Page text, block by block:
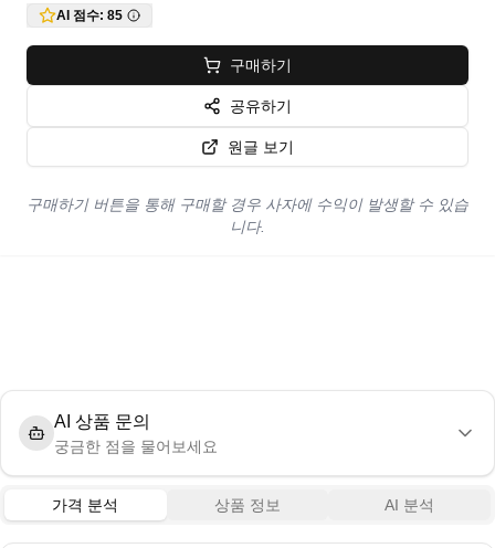
AI 점수: 85
구매하기
공유하기
원글 보기
구매하기 버튼을 통해 구매할 경우 사자에 수익이 발생할 수 있습
니다.
AI 상품 문의
궁금한 점을 물어보세요
가격 분석 상품 정보 AI 분석